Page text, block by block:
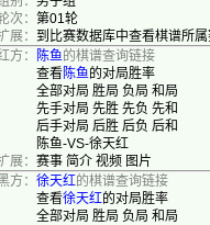
次： 第01轮
展： 到比赛数据库中查看棋谱所
方：
陈鱼的棋谱查询链接
查看陈鱼的对局胜率
全部对局 胜局 负局 和局
先手对局 先胜 先负 先和
后手对局 后胜 后负 后和
陈鱼-VS-徐天红
展： 赛事 简介 视频 图片
方： 徐天红的棋谱查询链接
查看徐天红的对局胜率
全部对局 胜局 负局 和局